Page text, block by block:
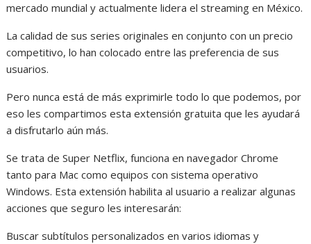
mercado mundial y actualmente lidera el streaming en México.
La calidad de sus series originales en conjunto con un precio
competitivo, lo han colocado entre las preferencia de sus
usuarios.
Pero nunca está de más exprimirle todo lo que podemos, por
eso les compartimos esta extensión gratuita que les ayudará
a disfrutarlo aún más.
Se trata de Super Netflix, funciona en navegador Chrome
tanto para Mac como equipos con sistema operativo
Windows. Esta extensión habilita al usuario a realizar algunas
acciones que seguro les interesarán:
Buscar subtítulos personalizados en varios idiomas y